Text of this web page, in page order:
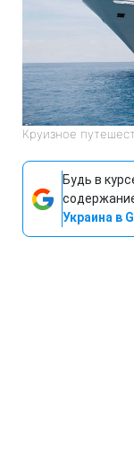
Круизное
Будь в
Украина в